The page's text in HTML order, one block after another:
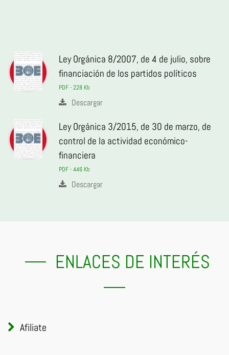
Ley Orgánica 8/2007, de 4 de julio, sobre
financiación de los partidos políticos
PDF - 228 Kb
Descargar
Ley Orgánica 3/2015, de 30 de marzo, de
control de la actividad económico-
financiera
PDF - 446 Kb
Descargar
ENLACES DE INTERÉS
Afiliate